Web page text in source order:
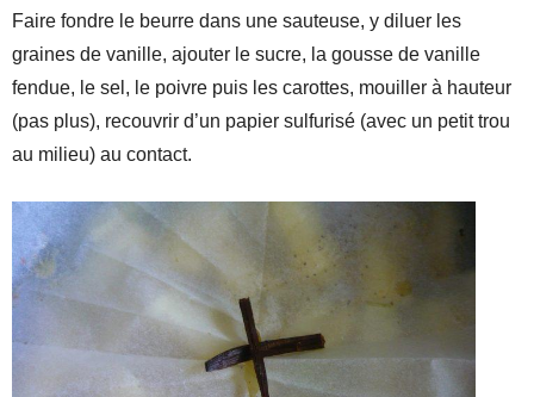
Faire fondre le beurre dans une sauteuse, y diluer les
graines de vanille, ajouter le sucre, la gousse de vanille
fendue, le sel, le poivre puis les carottes, mouiller à hauteur
(pas plus), recouvrir d’un papier sulfurisé (avec un petit trou
au milieu) au contact.